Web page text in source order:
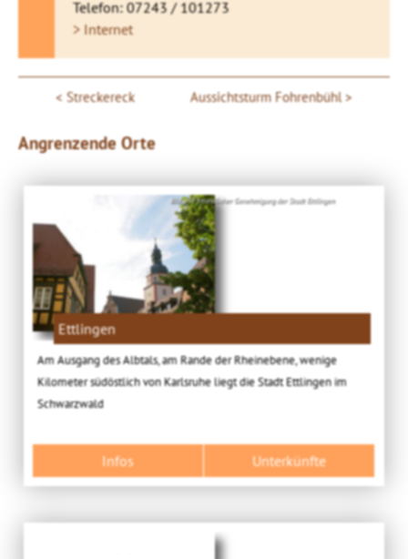
Telefon: 07243 / 101273
> Internet
Streckereck Aussichtsturm Fohrenbühl
Angrenzende Orte
Bild: Mit freundlicher Genehmigung der Stadt Ettlingen
Ettlingen
Am Ausgang des Albtals, am Rande der Rheinebene, wenige
Kilometer südöstlich von Karlsruhe liegt die Stadt Ettlingen im
Schwarzwald
Infos Unterkünfte